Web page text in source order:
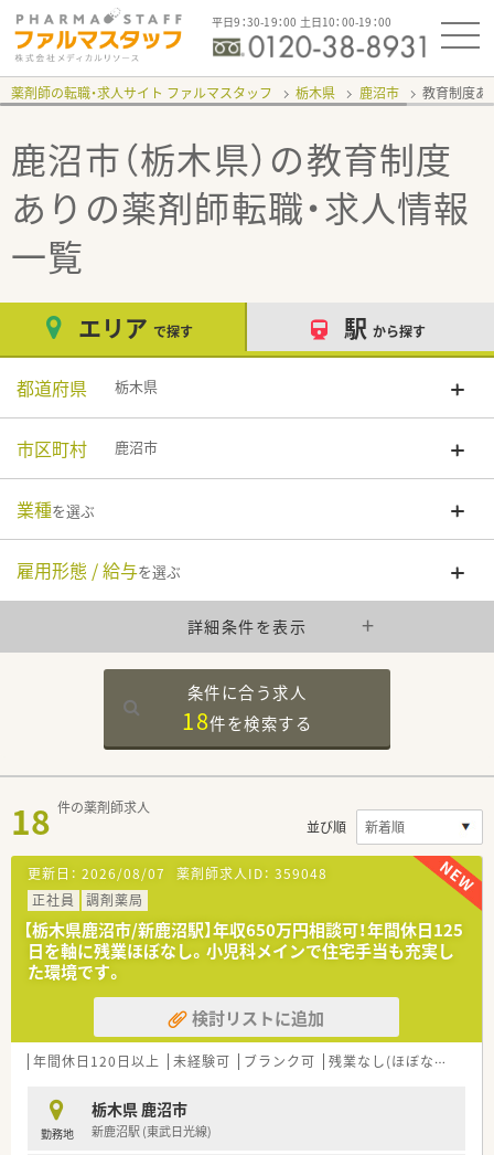
平日9：30-19：00 土日10：00-19：00
薬剤師の転職・求人サイト ファルマスタッフ 栃木県 鹿沼市 教育制度
鹿沼市（栃木県）の教育制度
あり の薬剤師転職・求人情報
一覧
エリア で探す 駅 から探す
都道府県 栃木県
市区町村 鹿沼市
業種を選ぶ
雇用形態 / 給与を選ぶ
詳細条件を表示
条件に合う求人
18件を検索する
18 件の薬剤師求人
並び順
更新日： 2026/08/07 薬剤師求人ID： 359048
正社員
調剤薬局
【栃木県鹿沼市/新鹿沼駅】年収650万円相談可！年間休日125
日を軸に残業ほぼなし。小児科メインで住宅手当も充実し
た環境です。
検討リストに追加
年間休日120日以上 未経験可 ブランク可 残業なし(ほぼなし含む)
勤務地
栃木県 鹿沼市
新鹿沼駅 (東武日光線)